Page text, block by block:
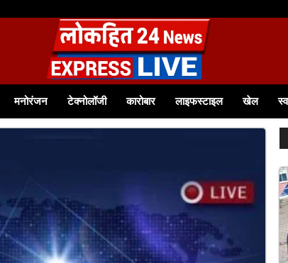
मनोरंजन टेक्नोलॉजी कारोबार लाइफस्टाइल खेल